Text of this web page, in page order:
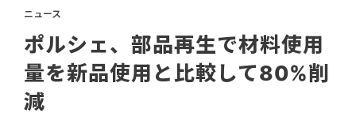
ニュース
ポルシェ、部品再生で材料使用
量を新品使用と比較して80%削
減